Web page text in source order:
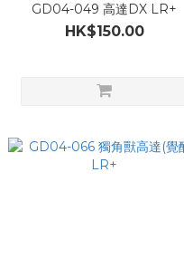
GD04-049 高達DX LR+
HK$150.00